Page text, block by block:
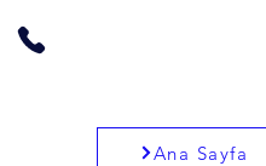
Ana Sayfa